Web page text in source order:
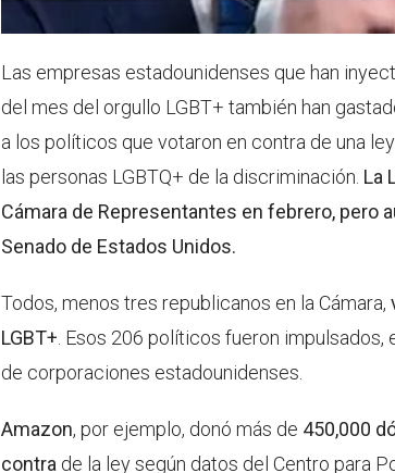
Las empresas estadounidenses que han
del mes del orgullo LGBT+ también han
a los políticos que votaron en contra de una
las personas LGBTQ+ de la discriminación. La
Cámara de Representantes en febrero, pero
Senado de Estados Unidos.
Todos, menos tres republicanos en la Cámara,
LGBT+ . Esos 206 políticos fueron
de corporaciones estadounidenses.
Amazon, por ejemplo, donó más de 450,000
contra de la ley según datos del Centro para